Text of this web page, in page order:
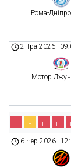
Рома-
2 Тра 2026 -
Мотор
п н п п
6 Чер 2026 -